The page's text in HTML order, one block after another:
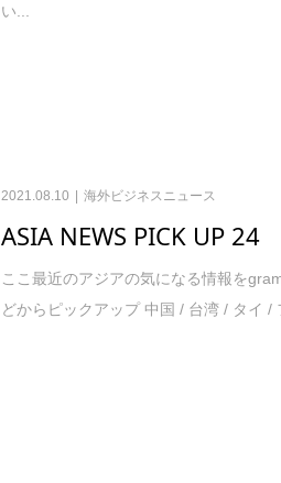
い...
2021.08.10 海外ビジネスニュース
ASIA NEWS PICK UP 24
ここ最近のアジアの気になる情報を
どからピックアップ 中国 / 台湾 / タイ /